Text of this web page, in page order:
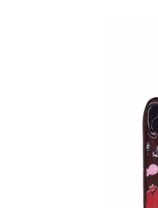
кишенею на блискавці та
Лінійка Paw Story має
долучаєтесь до доброї
потреби притулку в